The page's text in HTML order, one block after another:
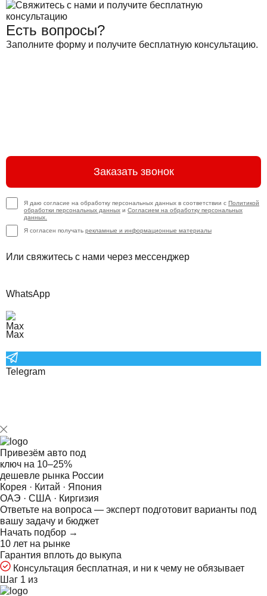
Есть вопросы?
Заполните форму и получите бесплатную консультацию.
Заказать звонок
Я даю согласие на обработку персональных данных в соответствии с Политикой
обработки персональных данных и Согласием на обработку персональных
данных.
Я согласен получать рекламные и информационные материалы
Или свяжитесь с нами через мессенджер
WhatsApp
Max
Telegram
Привезём авто под
ключ на 10–25%
дешевле рынка России
Корея · Китай · Япония
ОАЭ · США · Киргизия
Ответьте на вопроса — эксперт подготовит варианты под
вашу задачу и бюджет
Начать подбор →
10 лет на рынке
Гарантия вплоть до выкупа
Консультация бесплатная, и ни к чему не обязывает
Шаг 1 из